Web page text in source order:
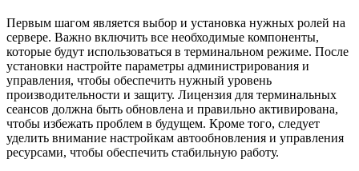
Первым шагом является выбор и установка нужных ролей на
сервере. Важно включить все необходимые компоненты,
которые будут использоваться в терминальном режиме. После
установки настройте параметры администрирования и
управления, чтобы обеспечить нужный уровень
производительности и защиту. Лицензия для терминальных
сеансов должна быть обновлена и правильно активирована,
чтобы избежать проблем в будущем. Кроме того, следует
уделить внимание настройкам автообновления и управления
ресурсами, чтобы обеспечить стабильную работу.